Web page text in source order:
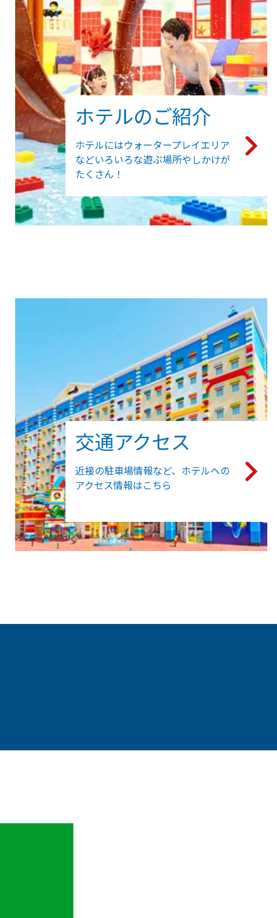
ホテルのご紹介
ホテルにはウォータープレイエリア
などいろいろな遊ぶ場所やしかけが
たくさん！
交通アクセス
近接の駐車場情報など、ホテルへの
アクセス情報はこちら